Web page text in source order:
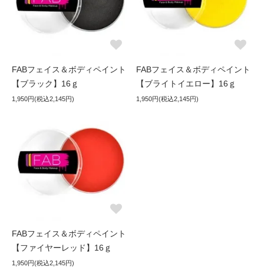
FABフェイス＆ボディペイント
【ブラック】16ｇ
1,950円(税込2,145円)
FABフェイス＆ボディペイント
【ブライトイエロー】16ｇ
1,950円(税込2,145円)
FABフェイス＆ボディペイント
【ファイヤーレッド】16ｇ
1,950円(税込2,145円)